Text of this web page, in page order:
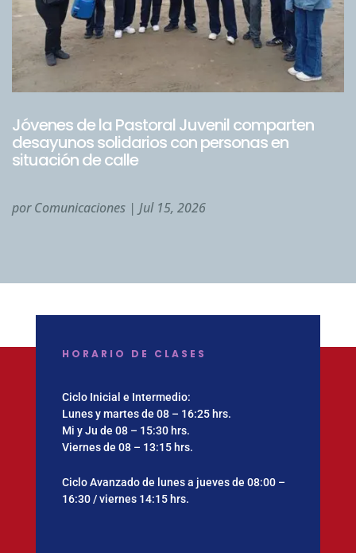
Jóvenes de la Pastoral Juvenil comparten
desayunos solidarios con personas en
situación de calle
porComunicaciones | Jul 15, 2026
HORARIO DE CLASES
Ciclo Inicial e Intermedio:
Lunes y martes de 08 – 16:25 hrs.
Mi y Ju de 08 – 15:30 hrs.
Viernes de 08 – 13:15 hrs.
Ciclo Avanzado de lunes a jueves de 08:00 –
16:30 / viernes 14:15 hrs.